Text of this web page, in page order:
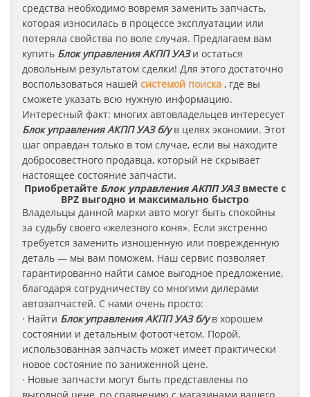
средства необходимо вовремя заменить запчасть,
которая износилась в процессе эксплуатации или
потеряла свойства по воле случая. Предлагаем вам
купить Блок управления АКППУАЗи остаться
довольным результатом сделки! Для этого достаточно
воспользоваться нашей системой поиска , где вы
сможете указать всю нужную информацию.
Интересный факт: многих автовладельцев интересует
Блок управления АКПП УАЗ б/у в целях экономии. Этот
шаг оправдан только в том случае, если вы находите
добросовестного продавца, который не скрывает
настоящее состояние запчасти.
Приобретайте Блок управления АКПП УАЗвместе с
BPZ выгодно и максимально быстро
Владельцы данной марки авто могут быть спокойны
за судьбу своего «железного коня». Если экстренно
требуется заменить изношенную или поврежденную
деталь — мы вам поможем. Наш сервис позволяет
гарантированно найти самое выгодное предложение,
благодаря сотрудничеству со многими дилерами
автозапчастей. С нами очень просто:
· Найти Блок управления АКППУАЗб/ув хорошем
состоянии и детальным фотоотчетом. Порой,
использованная запчасть может имеет практически
новое состояние по заниженной цене.
· Новые запчасти могут быть представлены по